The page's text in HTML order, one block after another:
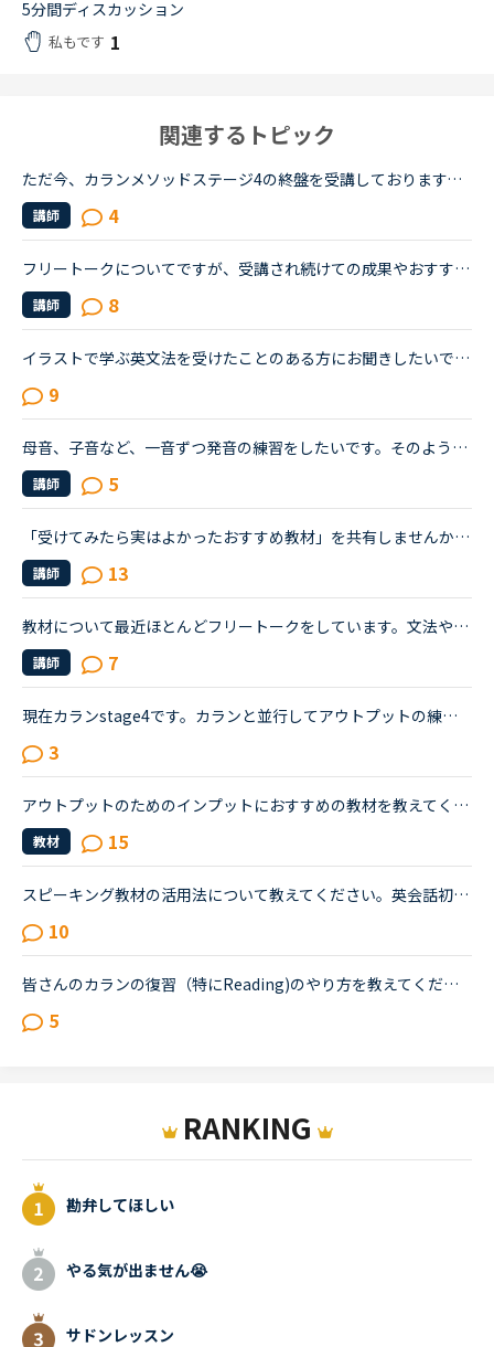
5分間ディスカッション
私もです 1
関連するトピック
ただ今、カランメソッドステージ4の終盤を受講しております。これまでSide by sideとカランのみレッスンを受けたことがあります。スピーキングでアウトプットの経験を積む必要性を感じています。非常にたどたどし...
講師 4
フリートークについてですが、受講され続けての成果やおすすめの受講方法、気をつけていることあれば教えていただけないでしょうか。これからはアウトプットも鍛えたいので、フリートークを受講する機会を増やし...
講師 8
イラストで学ぶ英文法を受けたことのある方にお聞きしたいです。私は普段、普通の文法（初級〜中級）と幾つかのアウトプット教材を並行して受けています。喋る練習をするのがとにかく楽しいので最近は５分間ディ...
9
母音、子音など、一音ずつ発音の練習をしたいです。そのような練習ができる教材はネイティブキャンプ内に用意されてますか？私が調べたところ「発音コース」というものがありましたので、現在「発音コース」を初...
講師 5
「受けてみたら実はよかったおすすめ教材」を共有しませんか？Daily Newsやトピックトークは、ちょこちょこと広場上で話題に上がってきますが、中には受講者が少なさそうな教材があると思いませんか？受けてみた...
講師 13
教材について最近ほとんどフリートークをしています。文法や日常会話など、教材だとただ講師と文を読み上げるだけでアウトプットの練習にならないと感じてしまいます。しかし、フリートークだけだとインプットが...
講師 7
現在カランstage4です。カランと並行してアウトプットの練習をしたいと思っています。レベルとしては、30年以上前に受験勉強で覚えた単語と文法をカランをしながら思い出しているような状態で、講師とのスモール...
3
アウトプットのためのインプットにおすすめの教材を教えてください
教材 15
スピーキング教材の活用法について教えてください。英会話初心者です。自己紹介・今日何してた？の問いかけに何とか答えられる程度でリスニング・スピーキング共にまだまだ…というレベルです。海外旅行が好きなの...
10
皆さんのカランの復習（特にReading)のやり方を教えてください。現在、ステージ5です。全体的に難易度がステージ5からだいぶ上がったように思っています。（こちらの広場でも皆さんおっしゃっていますが）Daily R...
5
RANKING
勘弁してほしい
やる気が出ません😭
サドンレッスン